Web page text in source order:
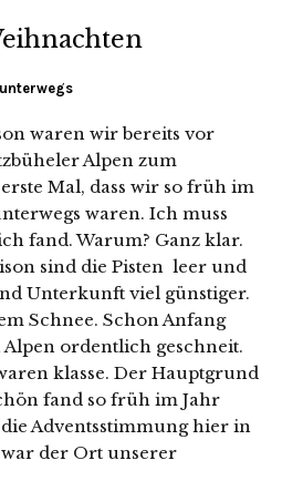
waren wir bereits vor
Alpen zum
Mal, dass wir so früh im
waren. Ich muss
fand. Warum? Ganz klar.
sind die Pisten leer und
Unterkunft viel günstiger.
Schnee. Schon Anfang
Alpen ordentlich geschneit.
klasse. Der Hauptgrund
fand so früh im Jahr
Adventsstimmung hier in
war der Ort unserer